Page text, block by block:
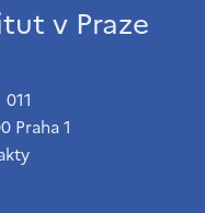
v Praze
Praha 1